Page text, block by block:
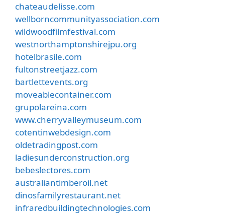
chateaudelisse.com
wellborncommunityassociation.com
wildwoodfilmfestival.com
westnorthamptonshirejpu.org
hotelbrasile.com
fultonstreetjazz.com
bartlettevents.org
moveablecontainer.com
grupolareina.com
www.cherryvalleymuseum.com
cotentinwebdesign.com
oldetradingpost.com
ladiesunderconstruction.org
bebeslectores.com
australiantimberoil.net
dinosfamilyrestaurant.net
infraredbuildingtechnologies.com